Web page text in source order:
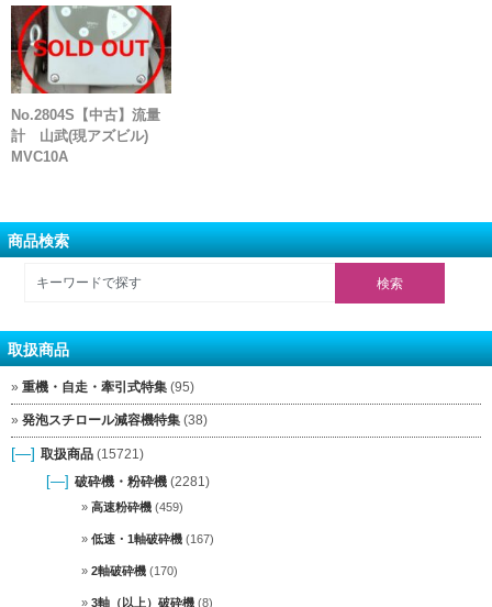
No.2804S【中古】流量
計 山武(現アズビル)
MVC10A
商品検索
取扱商品
重機・自走・牽引式特集 (95)
発泡スチロール減容機特集 (38)
[—] 取扱商品 (15721)
[—] 破砕機・粉砕機 (2281)
高速粉砕機 (459)
低速・1軸破砕機 (167)
2軸破砕機 (170)
3軸（以上）破砕機 (8)